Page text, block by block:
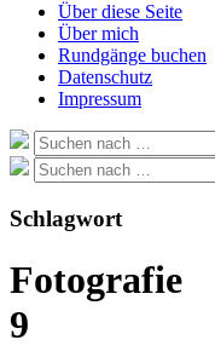
Über diese Seite
Über mich
Rundgänge buchen
Datenschutz
Impressum
Suche
nach:
Suche
nach:
Schlagwort
Fotografie
9